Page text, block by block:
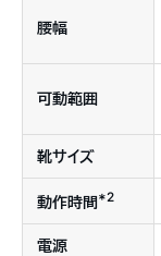
腰幅
可動範囲
靴サイズ
動作時間*2
電源